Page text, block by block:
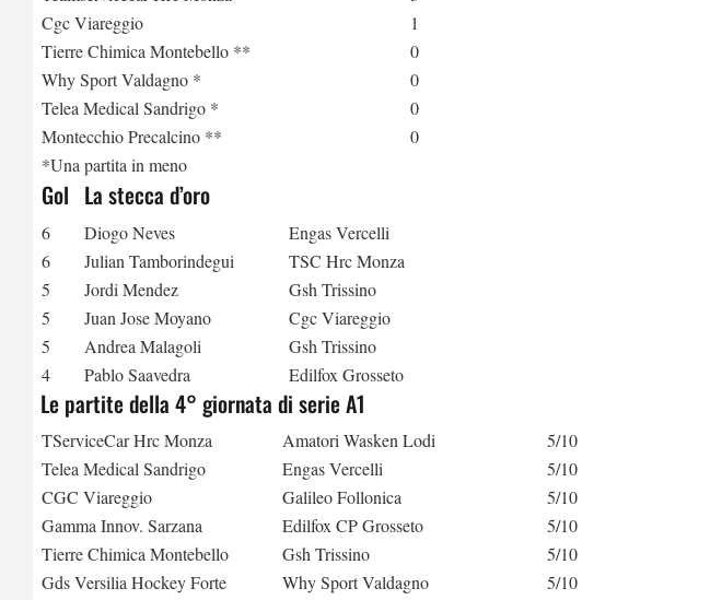
Cgc Viareggio
1
Tierre Chimica Montebello **
0
Why Sport Valdagno *
0
Telea Medical Sandrigo *
0
Montecchio Precalcino **
0
*Una partita in meno
Gol La stecca d’oro
6 Diogo Neves
Engas Vercelli
6
Julian Tamborindegui
TSC Hrc Monza
5
Jordi Mendez
Gsh Trissino
5
Juan Jose Moyano
Cgc Viareggio
5
Andrea Malagoli
Gsh Trissino
4
Pablo Saavedra Edilfox Grosseto
Le partite della 4° giornata di serie A1
TServiceCar Hrc Monza Amatori Wasken Lodi
5/10
Telea Medical Sandrigo
Engas Vercelli
5/10
CGC Viareggio
Galileo Follonica
5/10
Gamma Innov. Sarzana
Edilfox CP Grosseto
5/10
Tierre Chimica Montebello
Gsh Trissino
5/10
Gds Versilia Hockey Forte
Why Sport Valdagno
5/10